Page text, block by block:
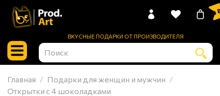
ВКУСНЫЕ ПОДАРКИ ОТ ПРОИЗВОДИТЕЛЯ
0
Главная
Подарки для женщин и мужчин
Открытки с 4 шоколадками